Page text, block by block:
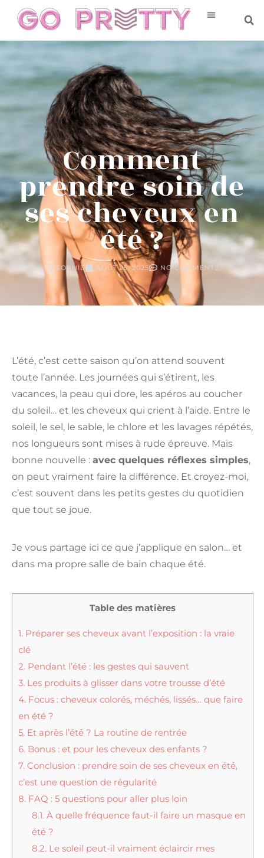
Comment
prendre soin de
ses cheveux en
été ?
SOPHIE AOÛT 25, 2025 NO COMMENTS
L’été, c’est cette saison qu’on attend souvent
toute l’année. Les journées qui s’étirent, les
vacances, la peau qui dore, les apéros au coucher
du soleil… et les cheveux qui crient à l’aide. Entre le
soleil, le sel, le sable, le chlore et les lavages répétés,
nos longueurs sont mises à rude épreuve. Mais
bonne nouvelle : avec quelques réflexes simples,
on peut vraiment faire la différence. Et croyez-moi,
c’est souvent dans les petits gestes du quotidien
que tout se joue.
Je vous partage ici ce que j’applique en salon… et
dans ma propre salle de bain chaque été.
Table des matières
1. Préparer ses cheveux avant l’exposition : la vraie
clé
2. Pendant l’été : les gestes qui sauvent
3. Les produits à glisser dans votre trousse d’été
4. Focus : cheveux colorés, méchés, lissés… que faire
en été ?
5. Et après l’été ? La routine de rentrée
6. Bonus : et pour les cheveux des enfants ?
7. Conclusion : prendre soin de ses cheveux en été,
c’est une question de régularité
8. FAQ : 5 questions pour aller plus loin
8.1.À quelle fréquence faut-il faire un masque en
été ?
8.2.Le soleil peut-il vraiment éclaircir mes